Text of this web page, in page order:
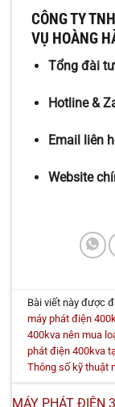
CÔNG TY
VỤ HOÀNG
Tổng đài
Hotline &
Email liên
Website
Bài viết này được
máy phát điện
400kva nên mua
phát điện 400kva
Thông số kỹ thuật
MÁY PHÁT ĐIỆN